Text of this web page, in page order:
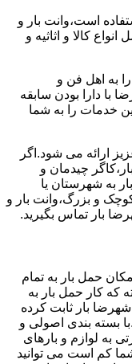
است،وانت بار و
کالا و اثاثیه و
به اهل فن و
با دارا بودن سابقه
خدمات را به شما
ارائه می شود.اگر
چیدمان و
به شهرستان یا
و بزرگ،وانت بار و
بار تماس بگیرید.
حمل بار به تمام
که کار حمل بار به
بار ثابت کرده
بسته بندی اصولی و
به لوازم و بارهای
کم است می توانید